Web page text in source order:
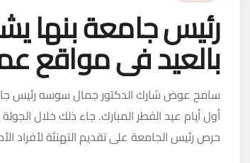
رئيس جامعة بنها
بالعيد فى مواقع
سامح عوض شارك الدكتور جمال سوسه رئيس
أول أيام عيد الفطر المبارك. جاء ذلك خلال
حرص رئيس الجامعة على تقديم التهنئة لأفراد